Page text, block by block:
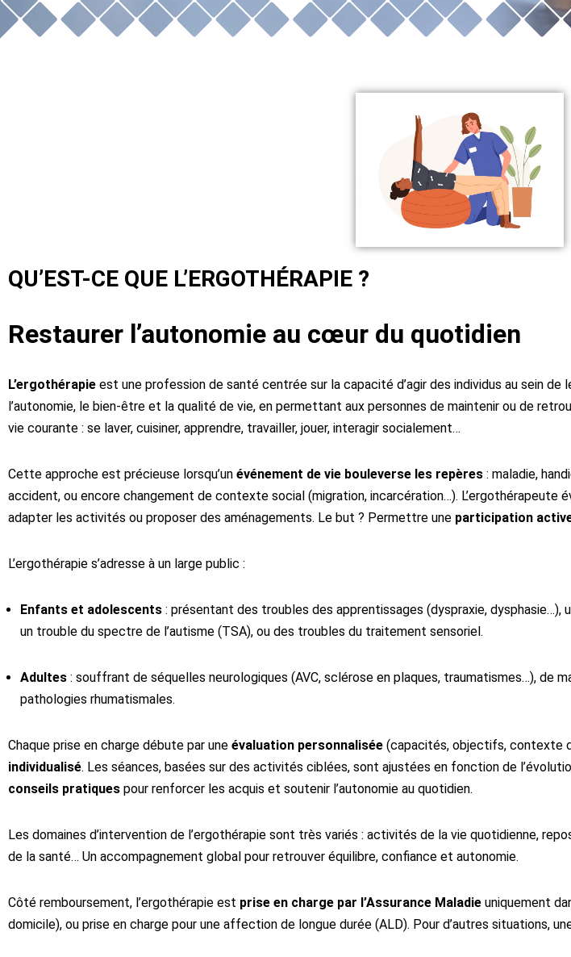
QU’EST-CE QUE L’ERGOTHÉRAPIE ?
Restaurer l’autonomie au cœur du quotidien
L’ergothérapie est une profession de santé centrée sur la capacité d’agir des individus au sein
l’autonomie, le bien-être et la qualité de vie, en permettant aux personnes de maintenir ou de
vie courante : se laver, cuisiner, apprendre, travailler, jouer, interagir socialement…
Cette approche est précieuse lorsqu’un événement de vie bouleverse les repères : maladie,
accident, ou encore changement de contexte social (migration, incarcération…). L’ergothérapeute
adapter les activités ou proposer des aménagements. Le but ? Permettre une participation
L’ergothérapie s’adresse à un large public :
Enfants et adolescents : présentant des troubles des apprentissages (dyspraxie,
un trouble du spectre de l’autisme (TSA), ou des troubles du traitement sensoriel.
Adultes : souffrant de séquelles neurologiques (AVC, sclérose en plaques, traumatismes…), de
pathologies rhumatismales.
Chaque prise en charge débute par une évaluation personnalisée (capacités, objectifs, contexte
individualisé. Les séances, basées sur des activités ciblées, sont ajustées en fonction de
conseils pratiques pour renforcer les acquis et soutenir l’autonomie au quotidien.
Les domaines d’intervention de l’ergothérapie sont très variés : activités de la vie quotidienne,
de la santé… Un accompagnement global pour retrouver équilibre, confiance et autonomie.
Côté remboursement, l’ergothérapie est prise en charge par l’Assurance Maladie uniquement
domicile), ou prise en charge pour une affection de longue durée (ALD). Pour d’autres situations,